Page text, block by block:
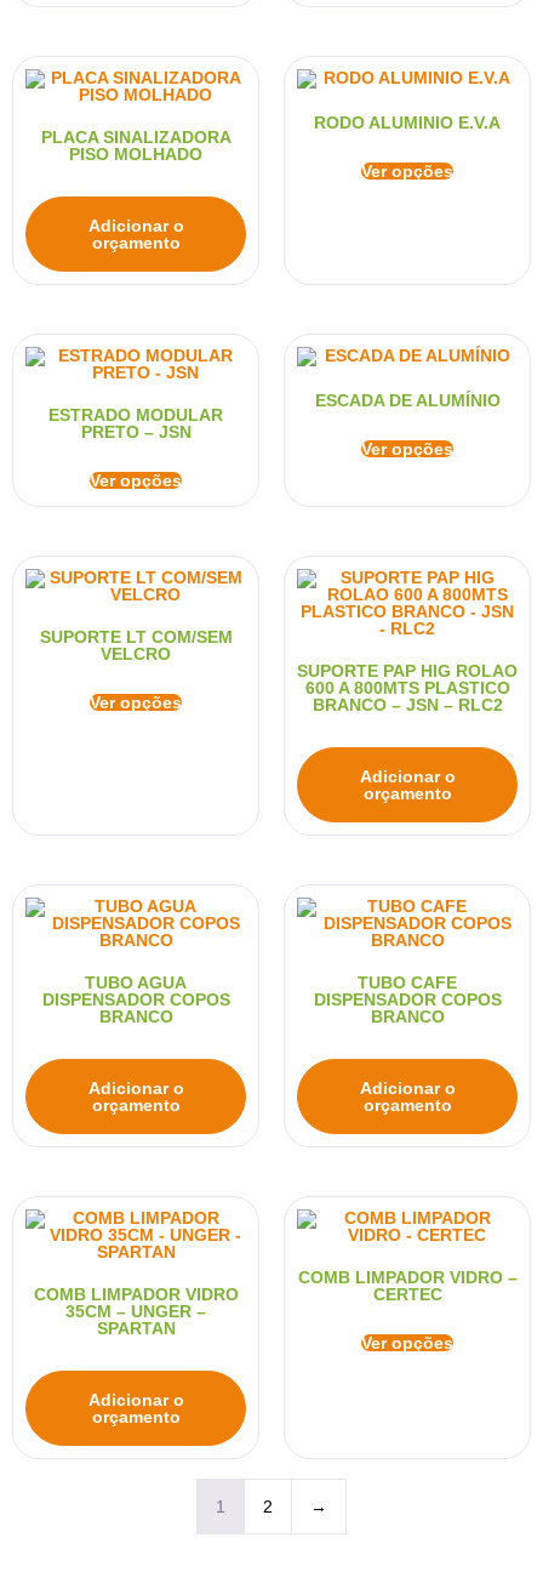
PLACA SINALIZADORA
PISO MOLHADO
Adicionar o
orçamento
RODO ALUMINIO E.V.A
Ver opções
ESTRADO MODULAR
PRETO – JSN
Ver opções
ESCADA DE ALUMÍNIO
Ver opções
SUPORTE LT COM/SEM
VELCRO
Ver opções
SUPORTE PAP HIG ROLAO
600 A 800MTS PLASTICO
BRANCO – JSN – RLC2
Adicionar o
orçamento
TUBO AGUA
DISPENSADOR COPOS
BRANCO
Adicionar o
orçamento
TUBO CAFE
DISPENSADOR COPOS
BRANCO
Adicionar o
orçamento
COMB LIMPADOR VIDRO
35CM – UNGER –
SPARTAN
Adicionar o
orçamento
COMB LIMPADOR VIDRO –
CERTEC
Ver opções
1 2 →